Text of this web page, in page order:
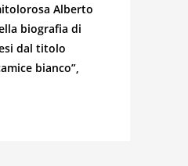
Alberto
biografia di
dal titolo
bianco”,